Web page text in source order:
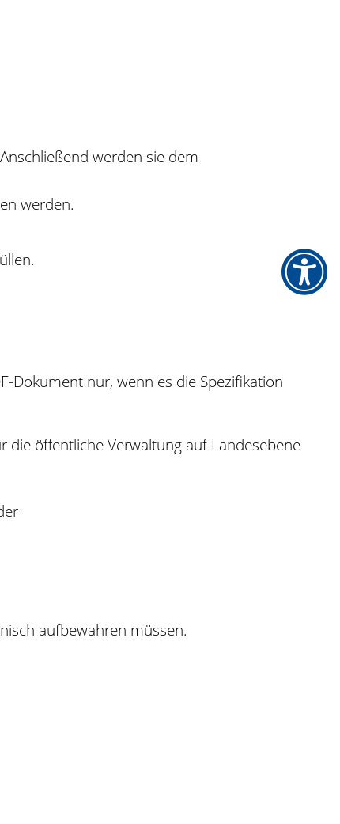
werden sie dem
werden.
Dokument nur, wenn es die Spezifikation
die öffentliche Verwaltung auf Landesebene
aufbewahren müssen.